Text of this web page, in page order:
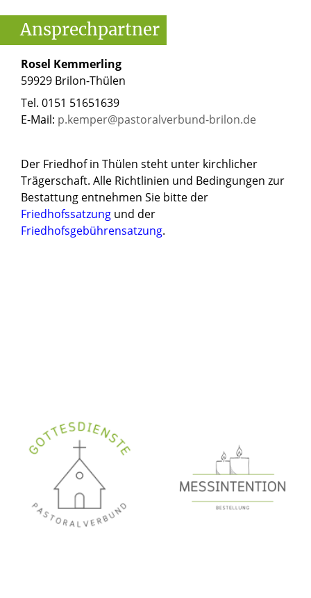
Ansprechpartner
Rosel Kemmerling
59929 Brilon-Thülen
Tel. 0151 51651639
E-Mail: p.kemper@pastoralverbund-brilon.de
Der Friedhof in Thülen steht unter kirchlicher
Trägerschaft. Alle Richtlinien und Bedingungen zur
Bestattung entnehmen Sie bitte der
Friedhofssatzung und der
Friedhofsgebührensatzung.